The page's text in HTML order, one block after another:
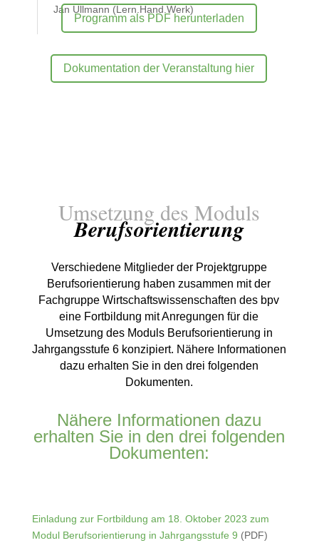
Jan Ullmann (Lern.Hand.Werk)
Programm als PDF herunterladen
Dokumentation der Veranstaltung hier
Umsetzung des Moduls
Berufsorientierung
Verschiedene Mitglieder der Projektgruppe
Berufsorientierung haben zusammen mit der
Fachgruppe Wirtschaftswissenschaften des bpv
eine Fortbildung mit Anregungen für die
Umsetzung des Moduls Berufsorientierung in
Jahrgangsstufe 6 konzipiert. Nähere Informationen
dazu erhalten Sie in den drei folgenden
Dokumenten.
Nähere Informationen dazu
erhalten Sie in den drei folgenden
Dokumenten:
Einladung zur Fortbildung am 18. Oktober 2023 zum
Modul Berufsorientierung in Jahrgangsstufe 9 (PDF)